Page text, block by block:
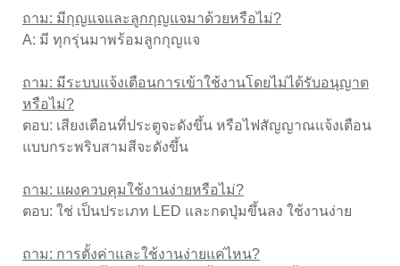
ถาม: มีกุญแจและลูกกุญแจมาด้วยหรือไม่?
A: มี ทุกรุ่นมาพร้อมลูกกุญแจ
ถาม: มีระบบแจ้งเตือนการเข้าใช้งานโดยไม่ได้รับอนุญาต
หรือไม่?
ตอบ: เสียงเตือนที่ประตูจะดังขึ้น หรือไฟสัญญาณแจ้งเตือน
แบบกระพริบสามสีจะดังขึ้น
ถาม: แผงควบคุมใช้งานง่ายหรือไม่?
ตอบ: ใช่ เป็นประเภท LED และกดปุ่มขึ้นลง ใช้งานง่าย
ถาม: การตั้งค่าและใช้งานง่ายแค่ไหน?